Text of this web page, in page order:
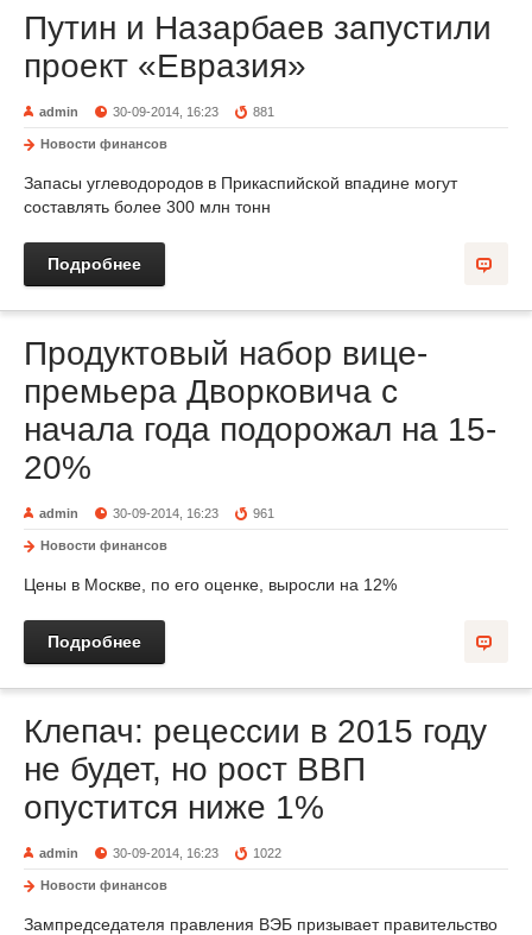
Путин и Назарбаев запустили
проект «Евразия»
admin 30-09-2014, 16:23 881
Новости финансов
Запасы углеводородов в Прикаспийской впадине могут
составлять более 300 млн тонн
Подробнее
Продуктовый набор вице-
премьера Дворковича с
начала года подорожал на 15-
20%
admin 30-09-2014, 16:23 961
Новости финансов
Цены в Москве, по его оценке, выросли на 12%
Подробнее
Клепач: рецессии в 2015 году
не будет, но рост ВВП
опустится ниже 1%
admin 30-09-2014, 16:23 1022
Новости финансов
Зампредседателя правления ВЭБ призывает правительство